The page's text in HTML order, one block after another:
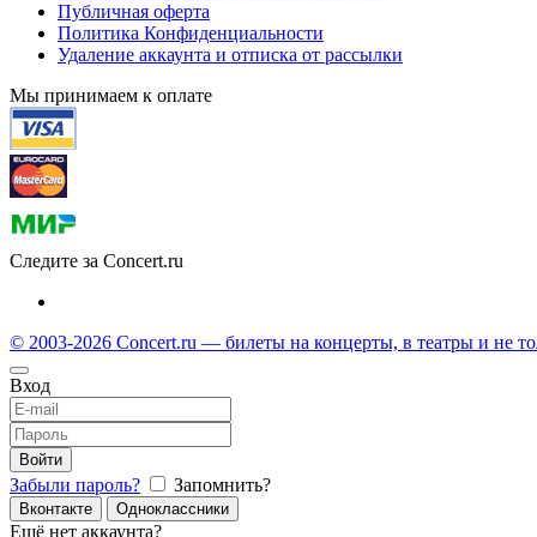
Публичная оферта
Политика Конфиденциальности
Удаление аккаунта и отписка от рассылки
Мы принимаем к оплате
Следите за Concert.ru
© 2003-2026 Concert.ru — билеты на концерты, в театры и не
Вход
Войти
Забыли пароль? Запомнить?
Вконтакте Одноклассники
Ещё нет аккаунта?